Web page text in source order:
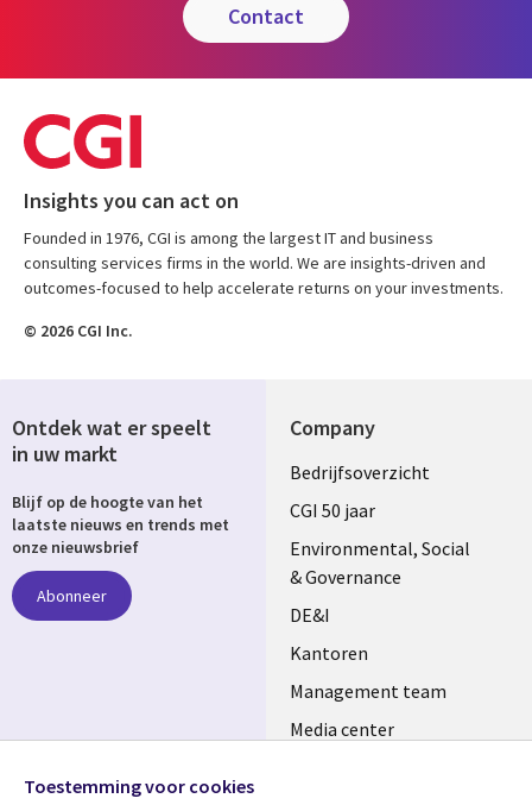
contact
Insights you can act on
Founded in 1976, CGI is among the largest IT and business
consulting services firms in the world. We are insights-driven and
outcomes-focused to help accelerate returns on your investments.
© 2026 CGI Inc.
Company
Useful
links
NETHERLANDS
Bedrijfsoverzicht
CGI 50 jaar
Environmental, Social
& Governance
DE&I
Kantoren
Management team
Media center
Ontdek wat er speelt
in uw markt
Blijf op de hoogte van het
laatste nieuws en trends met
onze nieuwsbrief
Abonneer
Toestemming voor cookies